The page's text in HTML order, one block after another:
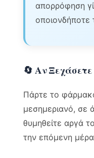
απορρόφηση
οποιονδήποτε
🔄 Αν
Πάρτε το
μεσημεριανό, σε
θυμηθείτε αργά
την επόμενη